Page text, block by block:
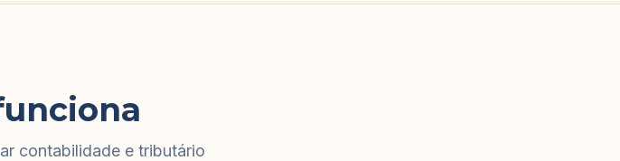
contabilidade e tributário